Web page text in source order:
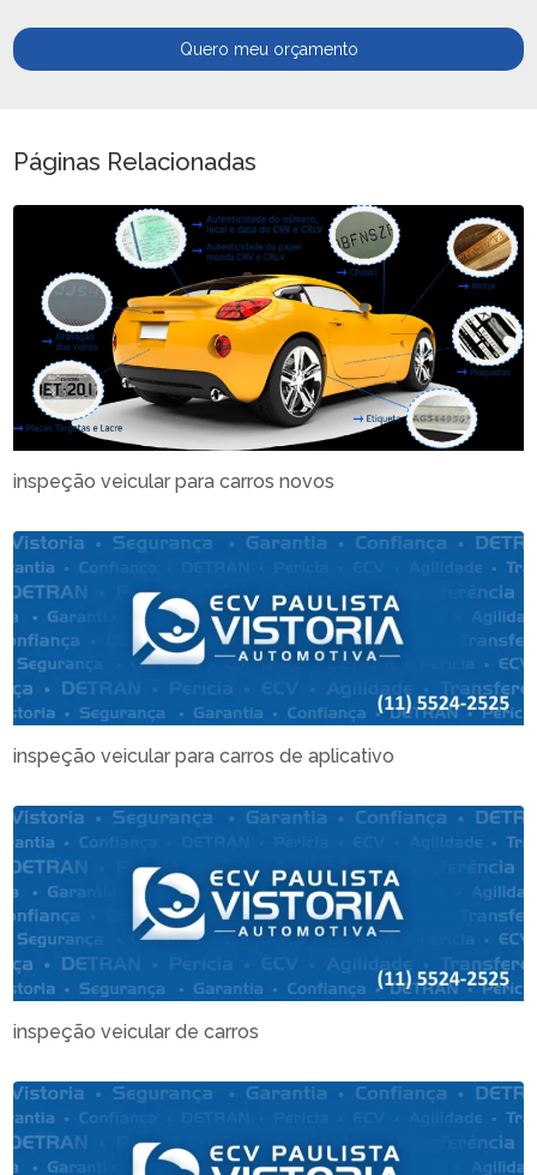
Quero meu orçamento
Páginas Relacionadas
inspeção veicular para carros novos
inspeção veicular para carros de aplicativo
inspeção veicular de carros